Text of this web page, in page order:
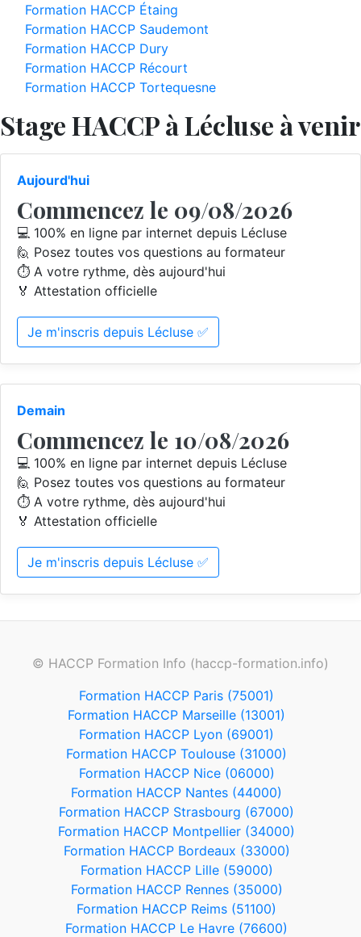
Formation HACCP Étaing
Formation HACCP Saudemont
Formation HACCP Dury
Formation HACCP Récourt
Formation HACCP Tortequesne
Stage HACCP à Lécluse à venir
Aujourd'hui
Commencez le 09/08/2026
💻 100% en ligne par internet depuis Lécluse
🙋 Posez toutes vos questions au formateur
⏱️ A votre rythme, dès aujourd'hui
🏅 Attestation officielle
Je m'inscris depuis Lécluse ✅
Demain
Commencez le 10/08/2026
💻 100% en ligne par internet depuis Lécluse
🙋 Posez toutes vos questions au formateur
⏱️ A votre rythme, dès aujourd'hui
🏅 Attestation officielle
Je m'inscris depuis Lécluse ✅
© HACCP Formation Info (haccp-formation.info)
Formation HACCP Paris (75001)
Formation HACCP Marseille (13001)
Formation HACCP Lyon (69001)
Formation HACCP Toulouse (31000)
Formation HACCP Nice (06000)
Formation HACCP Nantes (44000)
Formation HACCP Strasbourg (67000)
Formation HACCP Montpellier (34000)
Formation HACCP Bordeaux (33000)
Formation HACCP Lille (59000)
Formation HACCP Rennes (35000)
Formation HACCP Reims (51100)
Formation HACCP Le Havre (76600)